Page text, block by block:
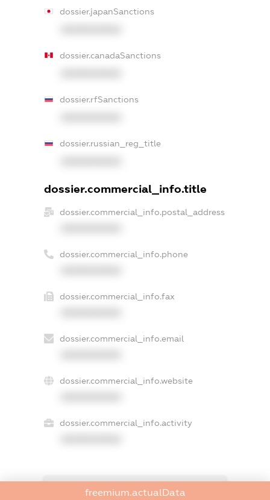
dossier.japanSanctions
dossier.canadaSanctions
dossier.rfSanctions
dossier.russian_reg_title
dossier.commercial_info.title
dossier.commercial_info.postal_address
dossier.commercial_info.phone
dossier.commercial_info.fax
dossier.commercial_info.email
dossier.commercial_info.website
dossier.commercial_info.activity
freemium.exampleText_1
freemium.actualData